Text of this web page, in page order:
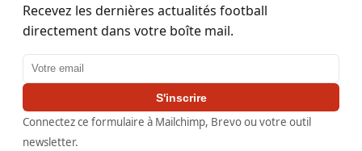
Recevez les dernières actualités football
directement dans votre boîte mail.
Adresse email
S'inscrire
Connectez ce formulaire à Mailchimp, Brevo ou votre outil
newsletter.